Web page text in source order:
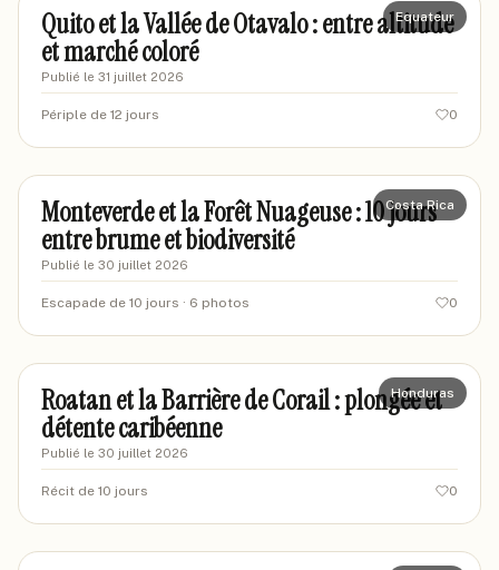
Equateur
Quito et la Vallée de Otavalo : entre altitude
et marché coloré
Publié le 31 juillet 2026
Périple de 12 jours 0
marcustravel88
Costa Rica
Monteverde et la Forêt Nuageuse : 10 jours
entre brume et biodiversité
Publié le 30 juillet 2026
Escapade de 10 jours · 6 photos 0
marcblanc87
Honduras
Roatan et la Barrière de Corail : plongée et
détente caribéenne
Publié le 30 juillet 2026
Récit de 10 jours 0
marievoyages42